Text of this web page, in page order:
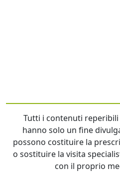
Tutti i contenuti
hanno solo un fine
possono costituire la
o sostituire la visita
con il proprio